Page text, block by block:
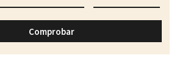
La rosa de los vientos
Como el perro y el
Caso
Equipo de
Extremadura
La Rioja
Virales
Elecciones